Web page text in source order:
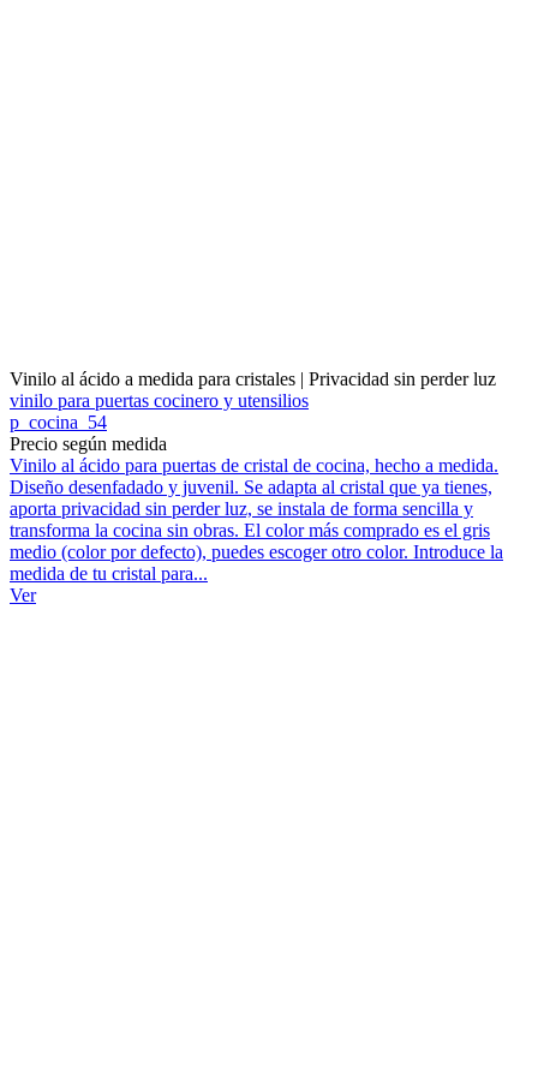
Vinilo al ácido a medida para cristales | Privacidad sin perder luz
vinilo para puertas cocinero y utensilios
p_cocina_54
Precio según medida
Vinilo al ácido para puertas de cristal de cocina, hecho a medida.
Diseño desenfadado y juvenil. Se adapta al cristal que ya tienes,
aporta privacidad sin perder luz, se instala de forma sencilla y
transforma la cocina sin obras. El color más comprado es el gris
medio (color por defecto), puedes escoger otro color. Introduce la
medida de tu cristal para...
Ver